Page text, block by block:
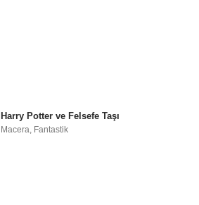
Harry Potter ve Felsefe Taşı
Macera Fantastik